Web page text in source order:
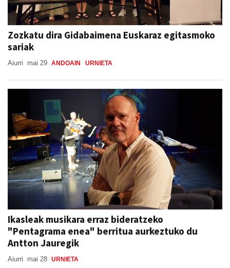
Zozkatu dira Gidabaimena Euskaraz egitasmoko
sariak
Aiurri mai 29 ANDOAIN URNIETA
Ikasleak musikara erraz bideratzeko
"Pentagrama enea" berritua aurkeztuko du
Antton Jauregik
Aiurri mai 28 URNIETA